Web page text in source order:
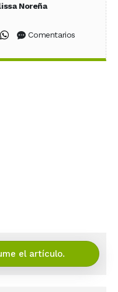
Noreña
en Facebook
en X (Twitter)
Compartir en WhatsApp
Comentarios
el artículo.